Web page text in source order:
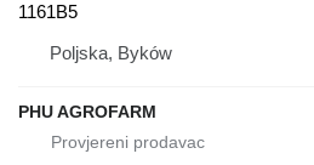
1161B5
Poljska, Byków
PHU AGROFARM